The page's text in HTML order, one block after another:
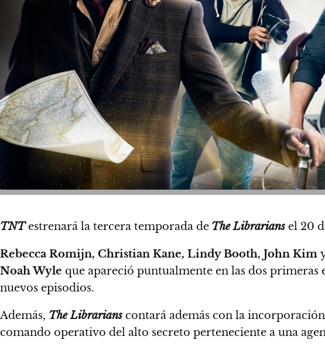
TNTestrenará la tercera temporada de The Librarians el 20
Rebecca Romijn, Christian Kane, Lindy Booth, John Kim
Noah Wyle que apareció puntualmente en las dos primeras
nuevos episodios.
Además, The Librarians contará además con la
comando operativo del alto secreto perteneciente a una